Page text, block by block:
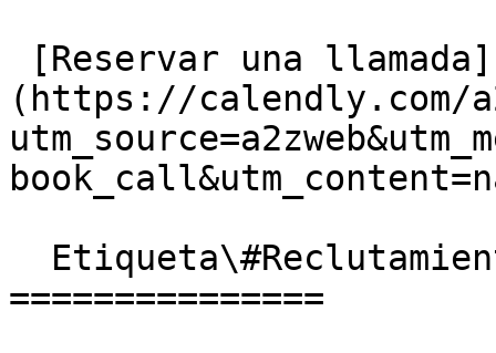
(https://calendly.com/
===============